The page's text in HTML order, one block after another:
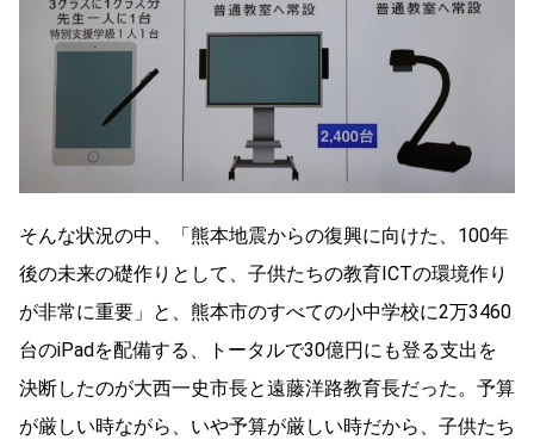
そんな状況の中、「熊本地震からの復興に向けた、100年
後の未来の礎作りとして、子供たちの教育ICTの環境作り
が非常に重要」と、熊本市のすべての小中学校に2万3460
台のiPadを配備する、トータルで30億円にも登る支出を
決断したのが大西一史市長と遠藤洋路教育長だった。予算
が厳しい時ながら、いや予算が厳しい時だから、子供たち